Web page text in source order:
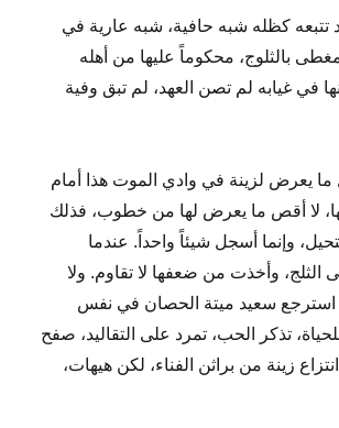
تتبعه كظله شبه حافية، شبه عارية في
بالثلوج، محكوماً عليها من أهله
في غيابه لم تصن العهد، لم تبق وفية
يعرض لزينة في وادي الموت هذا أمام
لا أقص ما يعرض لها من خطوب، فذلك
وإنما أسجل شيئاً واحداً. عندما
الثلج، وأخذت من ضعفها لا تقاوم. ولا
استرجع سعيد ميتة الحصان في نفس
تذكر الحب، تمرد على التقاليد، صفح
زينة من براثن الفناء، لكن هيهات،